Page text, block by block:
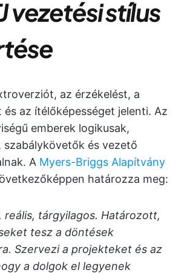
vezetési stílus
az érzékelést, a
az ítélőképességet jelenti. Az
emberek logikusak,
és vezető
A Myers-Briggs Alapítvány
határozza meg:
reális, tárgyilagos. Határozott,
tesz a döntések
Szervezi a projekteket és az
a dolgok el legyenek